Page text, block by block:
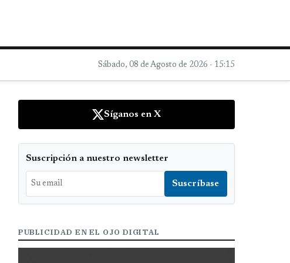
Sábado, 08 de Agosto de 2026 - 15:15
Síganos en X
Suscripción a nuestro newsletter
PUBLICIDAD EN EL OJO DIGITAL